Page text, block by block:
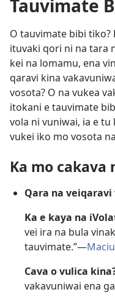
Tauvimate
O tauvimate bibi tiko?
ituvaki qori ni na tara
kei na lomamu, ena
qaravi kina
vosota? O na vukea
itokani e tauvimate
vola ni vuniwai, ia e tu
vukei iko mo vosota
Ka mo
Qara na
Ka e kaya na
vei ira na bula
tauvimate.”—
Cava o vulica
vakavuniwai ena